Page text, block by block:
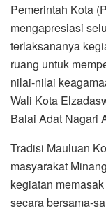
Pemerintah Kota
mengapresiasi
terlaksananya
ruang untuk
nilai-nilai
Wali Kota
Balai Adat Nagari
Tradisi Mauluan
masyarakat
kegiatan
secara bersama-